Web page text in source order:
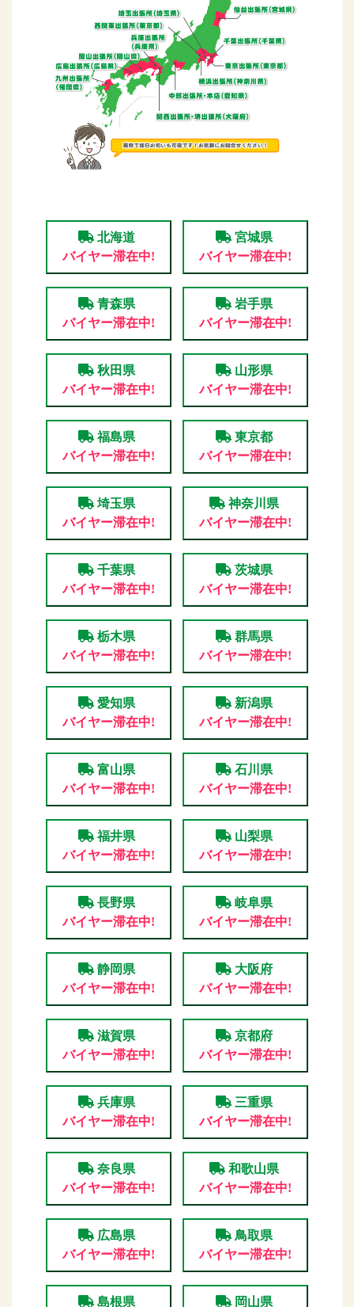
北海道
バイヤー滞在中!
宮城県
バイヤー滞在中!
青森県
バイヤー滞在中!
岩手県
バイヤー滞在中!
秋田県
バイヤー滞在中!
山形県
バイヤー滞在中!
福島県
バイヤー滞在中!
東京都
バイヤー滞在中!
埼玉県
バイヤー滞在中!
神奈川県
バイヤー滞在中!
千葉県
バイヤー滞在中!
茨城県
バイヤー滞在中!
栃木県
バイヤー滞在中!
群馬県
バイヤー滞在中!
愛知県
バイヤー滞在中!
新潟県
バイヤー滞在中!
富山県
バイヤー滞在中!
石川県
バイヤー滞在中!
福井県
バイヤー滞在中!
山梨県
バイヤー滞在中!
長野県
バイヤー滞在中!
岐阜県
バイヤー滞在中!
静岡県
バイヤー滞在中!
大阪府
バイヤー滞在中!
滋賀県
バイヤー滞在中!
京都府
バイヤー滞在中!
兵庫県
バイヤー滞在中!
三重県
バイヤー滞在中!
奈良県
バイヤー滞在中!
和歌山県
バイヤー滞在中!
広島県
バイヤー滞在中!
鳥取県
バイヤー滞在中!
島根県 岡山県